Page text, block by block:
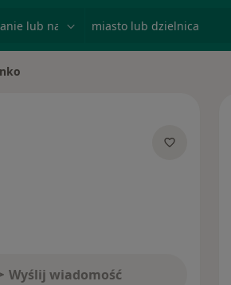
Wyślij wiadomość